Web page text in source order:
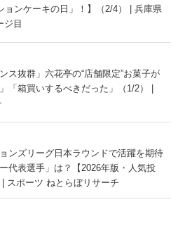
ョンケーキの日」！】（2/4） | 兵庫県
ジ目
ス抜群」六花亭の“店舗限定”お菓子が
箱買いするべきだった」（1/2） |
ンズリーグ日本ラウンドで活躍を期待
代表選手」は？【2026年版・人気投
スポーツ ねとらぼリサーチ